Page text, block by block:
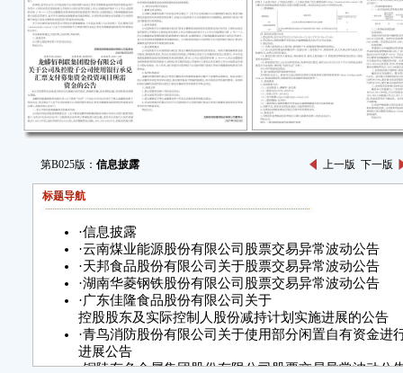
第B025版： 信息披露 上一版 下一版
标题导航
·信息披露
·云南煤业能源股份有限公司股票交易异常波动公告
·天邦食品股份有限公司关于股票交易异常波动公告
·湖南华菱钢铁股份有限公司股票交易异常波动公告
·广东佳隆食品股份有限公司关于
控股股东及实际控制人股份减持计划实施进展的公告
·青鸟消防股份有限公司关于使用部分闲置自有资金进
进展公告
·铜陵有色金属集团股份有限公司股票交易异常波动公